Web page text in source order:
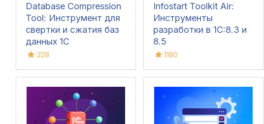
Database Compression
Tool: Инструмент для
свертки и сжатия баз
данных 1С
328
Infostart Toolkit Air:
Инструменты
разработки в 1С:8.3 и
8.5
1180